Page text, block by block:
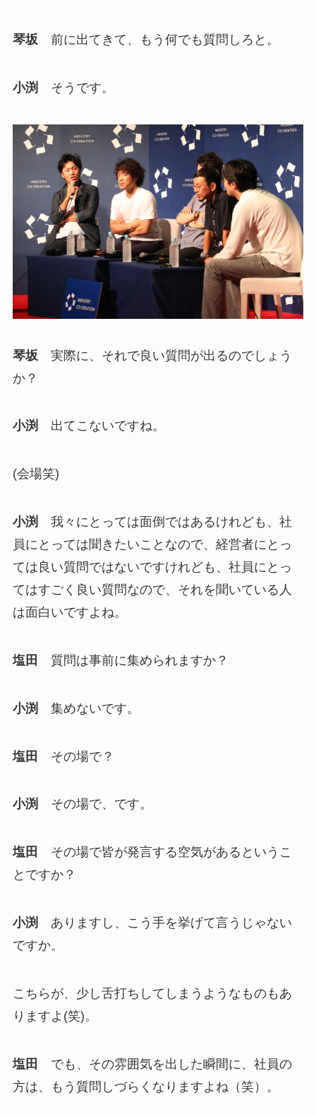
琴坂前に出てきて、もう何でも質問しろと。
小渕 そうです。
琴坂 実際に、それで良い質問が出るのでしょう
か？
小渕 出てこないですね。
(会場笑)
小渕
我々にとっては面倒ではあるけれども、社
員にとっては聞きたいことなので、経営者にとっ
ては良い質問ではないですけれども、社員にとっ
てはすごく良い質問なので、それを聞いている人
は面白いですよね。
塩田 質問は事前に集められますか？
小渕 集めないです。
塩田 その場で？
小渕 その場で、です。
塩田
その場で皆が発言する空気があるというこ
とですか？
小渕
ありますし、こう手を挙げて言うじゃない
ですか。
こちらが、少し舌打ちしてしまうようなものもあ
りますよ(笑)。
塩田
でも、その雰囲気を出した瞬間に、社員の
方は、もう質問しづらくなりますよね（笑）。